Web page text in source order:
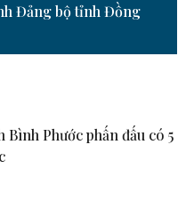
Đảng bộ tỉnh Đồng
Bình Phước phấn đấu có 5